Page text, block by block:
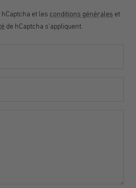
et les conditions générales et
de hCaptcha s'appliquent.